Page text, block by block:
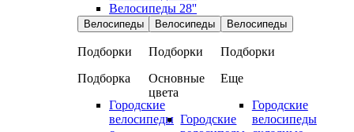
Велосипеды 28''
Велосипеды
Подборки
Подборка
Городские
велосипеды
Велосипеды
Подборки
Основные
цвета
Городские
Велосипеды
Подборки
Еще
Городские
велосипеды